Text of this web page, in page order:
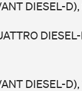
DIESEL-
DIESEL-